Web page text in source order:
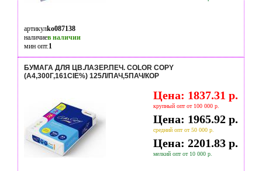
артикулko087138
наличиев наличии
мин опт.1
БУМАГА ДЛЯ ЦВ.ЛАЗЕР.ПЕЧ. COLOR COPY
(А4,300Г,161CIE%) 125Л/ПАЧ,5ПАЧ/КОР
Цена: 1837.31 р.
крупный опт от 100 000 р.
Цена: 1965.92 р.
средний опт от 50 000 р.
Цена: 2201.83 р.
мелкий опт от 10 000 р.